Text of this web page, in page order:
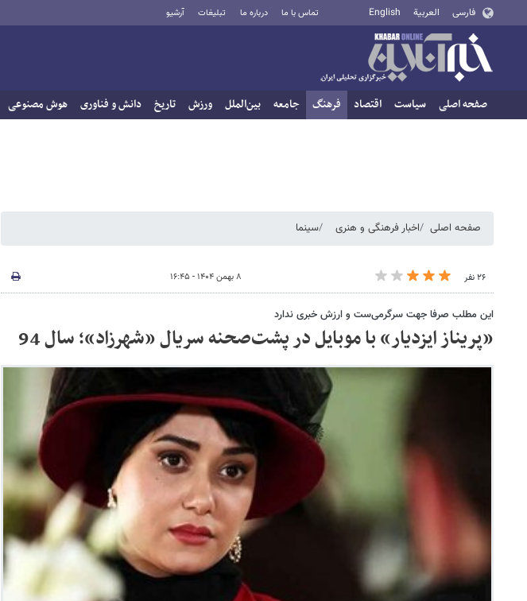
فارسی العربية English تماس با ما درباره ما تبلیغات آرشیو
صفحه اصلی سیاست اقتصاد فرهنگ جامعه بین‌الملل ورزش تاریخ دانش و فناوری هوش مصنوعی
صفحه اصلی اخبار فرهنگی و هنری سینما
۲۶ نفر ۸ بهمن ۱۴۰۴ - ۱۶:۴۵
این مطلب صرفا جهت سرگرمی‌ست و ارزش خبری ندارد
«پریناز ایزدیار» با موبایل در پشت‌صحنه سریال «شهرزاد»؛ سال 94